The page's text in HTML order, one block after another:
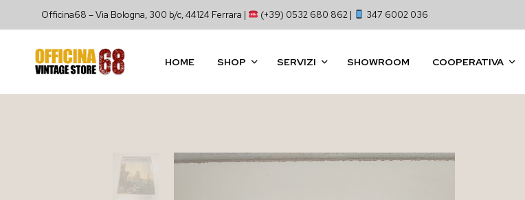
Officina68 – Via Bologna, 300 b/c, 44124 Ferrara | (+39) 0532 680 862 | 347 6002 036
HOME SHOP SERVIZI SHOWROOM COOPERATIVA